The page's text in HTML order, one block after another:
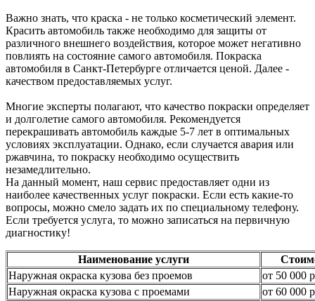
Важно знать, что краска - не только косметический элемент.
Красить автомобиль также необходимо для защиты от
различного внешнего воздействия, которое может негативно
повлиять на состояние самого автомобиля. Покраска
автомобиля в Санкт-Петербурге отличается ценой. Далее -
качеством предоставляемых услуг.
Многие эксперты полагают, что качество покраски определяет
и долголетие самого автомобиля. Рекомендуется
перекрашивать автомобиль каждые 5-7 лет в оптимальных
условиях эксплуатации. Однако, если случается авария или
ржавчина, то покраску необходимо осуществить
незамедлительно.
На данный момент, наш сервис предоставляет одни из
наиболее качественных услуг покраски. Если есть какие-то
вопросы, можно смело задать их по специальному телефону.
Если требуется услуга, то можно записаться на первичную
диагностику!
Наименование услуги
Наружная окраска кузова без проемов
от 50 000
Наружная окраска кузова с проемами
от 60 000